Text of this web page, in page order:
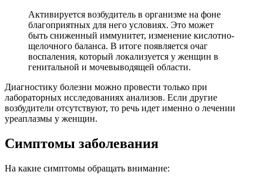
Активируется возбудитель в организме на фоне
благоприятных для него условиях. Это может
быть сниженный иммунитет, изменение кислотно-
щелочного баланса. В итоге появляется очаг
воспаления, который локализуется у женщин в
генитальной и мочевыводящей области.
Диагностику болезни можно провести только при
лабораторных исследованиях анализов. Если другие
возбудители отсутствуют, то речь идет именно о лечении
уреаплазмы у женщин.
Симптомы заболевания
На какие симптомы обращать внимание: